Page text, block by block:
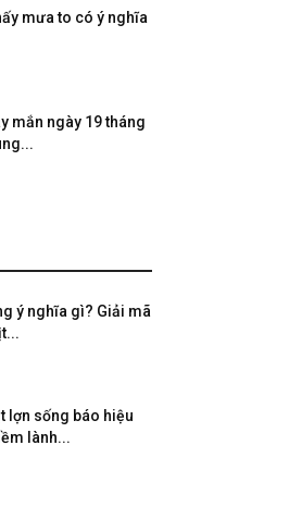
mưa to có ý nghĩa
mắn ngày 19 tháng
ý nghĩa gì? Giải mã
lợn sống báo hiệu
lành...